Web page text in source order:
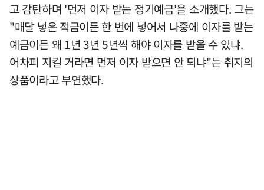
고 감탄하며 '먼저 이자 받는 정기예금'을 소개했다. 그는
"매달 넣은 적금이든 한 번에 넣어서 나중에 이자를 받는
예금이든 왜 1년 3년 5년씩 해야 이자를 받을 수 있냐.
어차피 지킬 거라면 먼저 이자 받으면 안 되냐"는 취지의
상품이라고 부연했다.